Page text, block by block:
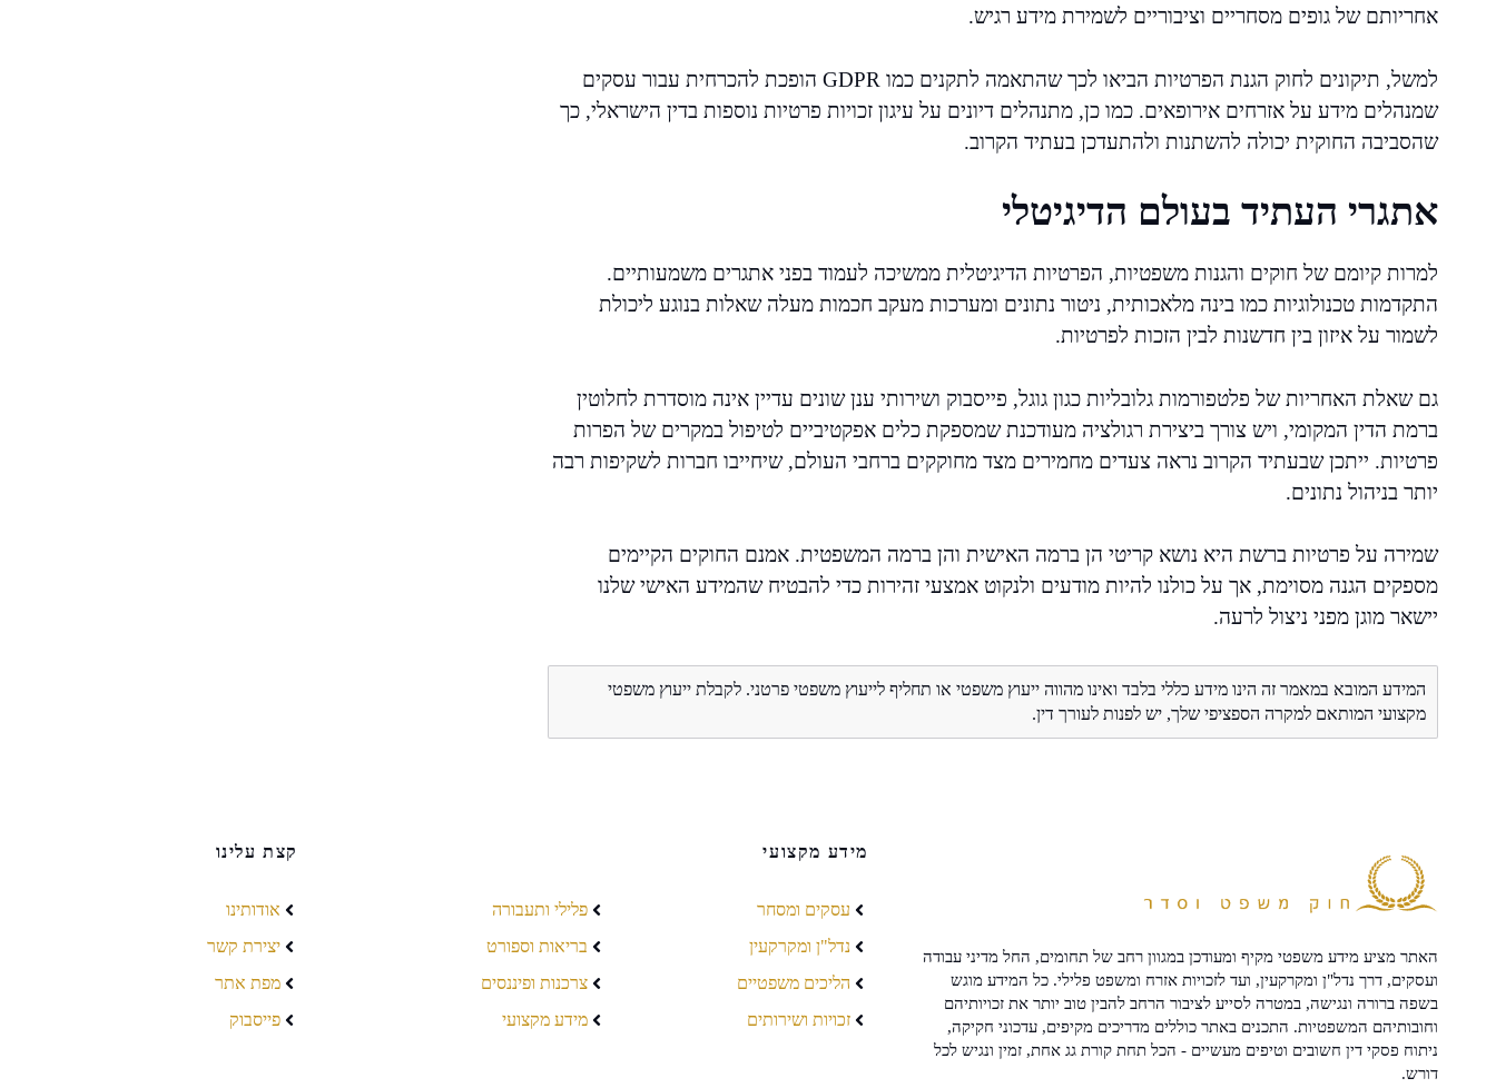
אחריותם של גופים מסחריים וציבוריים לשמירת מידע רגיש.
למשל, תיקונים לחוק הגנת הפרטיות הביאו לכך שהתאמה לתקנים כמו GDPR הופכת להכרחית עבור עסקים
שמנהלים מידע על אזרחים אירופאים. כמו כן, מתנהלים דיונים על עיגון זכויות פרטיות נוספות בדין הישראלי, כך
שהסביבה החוקית יכולה להשתנות ולהתעדכן בעתיד הקרוב.
אתגרי העתיד בעולם הדיגיטלי
למרות קיומם של חוקים והגנות משפטיות, הפרטיות הדיגיטלית ממשיכה לעמוד בפני אתגרים משמעותיים.
התקדמות טכנולוגיות כמו בינה מלאכותית, ניטור נתונים ומערכות מעקב חכמות מעלה שאלות בנוגע ליכולת
לשמור על איזון בין חדשנות לבין הזכות לפרטיות.
גם שאלת האחריות של פלטפורמות גלובליות כגון גוגל, פייסבוק ושירותי ענן שונים עדיין אינה מוסדרת לחלוטין
ברמת הדין המקומי, ויש צורך ביצירת רגולציה מעודכנת שמספקת כלים אפקטיביים לטיפול במקרים של הפרות
פרטיות. ייתכן שבעתיד הקרוב נראה צעדים מחמירים מצד מחוקקים ברחבי העולם, שיחייבו חברות לשקיפות רבה
יותר בניהול נתונים.
שמירה על פרטיות ברשת היא נושא קריטי הן ברמה האישית והן ברמה המשפטית. אמנם החוקים הקיימים
מספקים הגנה מסוימת, אך על כולנו להיות מודעים ולנקוט אמצעי זהירות כדי להבטיח שהמידע האישי שלנו
יישאר מוגן מפני ניצול לרעה.
המידע המובא במאמר זה הינו מידע כללי בלבד ואינו מהווה ייעוץ משפטי או תחליף לייעוץ משפטי פרטני. לקבלת ייעוץ משפטי
מקצועי המותאם למקרה הספציפי שלך, יש לפנות לעורך דין.
האתר מציע מידע משפטי מקיף ומעודכן במגוון רחב של תחומים, החל מדיני עבודה
ועסקים, דרך נדל"ן ומקרקעין, ועד לזכויות אזרח ומשפט פלילי. כל המידע מוגש
בשפה ברורה ונגישה, במטרה לסייע לציבור הרחב להבין טוב יותר את זכויותיהם
וחובותיהם המשפטיות. התכנים באתר כוללים מדריכים מקיפים, עדכוני חקיקה,
ניתוח פסקי דין חשובים וטיפים מעשיים - הכל תחת קורת גג אחת, זמין ונגיש לכל
דורש.
מידע מקצועי
עסקים ומסחר
נדל"ן ומקרקעין
הליכים משפטיים
זכויות ושירותים
פלילי ותעבורה
בריאות וספורט
צרכנות ופיננסים
מידע מקצועי
קצת עלינו
אודותינו
יצירת קשר
מפת אתר
פייסבוק